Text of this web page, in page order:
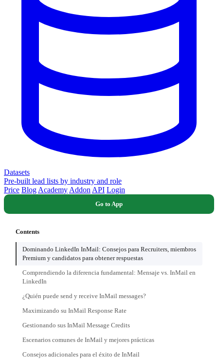
Datasets
Pre-built lead lists by industry and role
Price Blog Academy Addon API Login
Go to App
Contents
Dominando LinkedIn InMail: Consejos para Recruiters, miembros
Premium y candidatos para obtener respuestas
Comprendiendo la diferencia fundamental: Mensaje vs. InMail en
LinkedIn
¿Quién puede send y receive InMail messages?
Maximizando su InMail Response Rate
Gestionando sus InMail Message Credits
Escenarios comunes de InMail y mejores prácticas
Consejos adicionales para el éxito de InMail